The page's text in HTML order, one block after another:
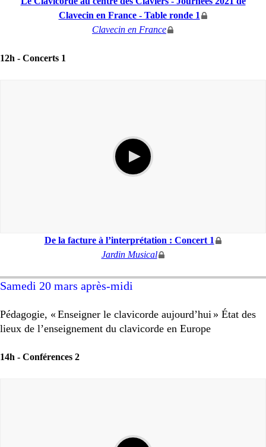
Clavecin en France - Table ronde 1
Clavecin en France
12h - Concerts 1
De la facture à l’interprétation : Concert 1
Jardin Musical
Samedi 20 mars après-midi
Pédagogie, « Enseigner le clavicorde aujourd’hui » État des
lieux de l’enseignement du clavicorde en Europe
14h - Conférences 2